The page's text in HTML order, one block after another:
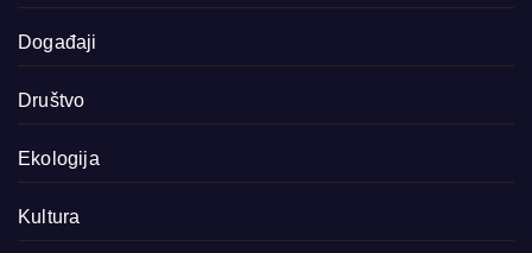
Događaji
Društvo
Ekologija
Kultura